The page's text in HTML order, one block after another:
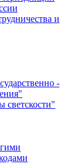
и
-
светскости"